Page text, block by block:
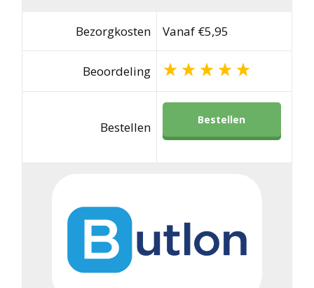
Bezorgkosten Vanaf €5,95
Beoordeling
Bestellen Bestellen